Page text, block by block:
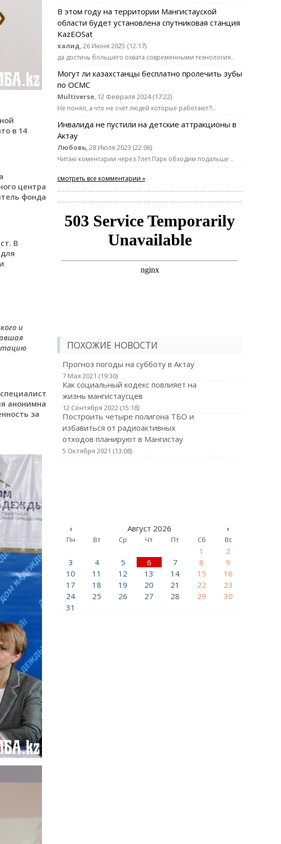
в 14
центра
фонда
В
и
анонимна
за
В этом году на территории Мангистауской
области будет установлена спутниковая станция
KazEOSat
халид, 26 Июня 2025 (12:17)
да достичь большего охвата современными технология..
Могут ли казахстанцы бесплатно пролечить зубы
по ОСМС
Multiverse, 12 Февраля 2024 (17:22)
Не понял, а что не счёт людей которые работают?!..
Инвалида не пустили на детские аттракционы в
Актау
Любовь, 28 Июля 2023 (22:06)
Читаю коментарии через 7лет.Парк обходим подальше ..
смотреть все комментарии »
ПОХОЖИЕ НОВОСТИ
Прогноз погоды на субботу в Актау
7 Мая 2021 (19:30)
Как социальный кодекс повлияет на
жизнь мангистаусцев
12 Сентября 2022 (15:18)
Построить четыре полигона ТБО и
избавиться от радиоактивных
отходов планируют в Мангистау
5 Октября 2021 (13:08)
‹ Август 2026 ›
Пн Вт Ср Чт Пт Сб Вс
1
2
3
4 5 6 7 8
9
10
11 12 13 14 15
16
17
18 19 20 21 22
23
24
25 26 27 28 29
30
31